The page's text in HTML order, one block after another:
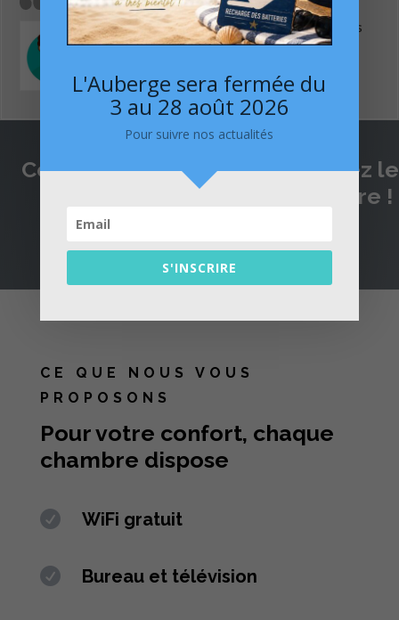
J’ai déjeuné ce midi pour la première fois
dans ce restaurant et j’ai très apprécié,
Consultezleurs aviset partagez le
vôtre !
CE QUE NOUS VOUS
PROPOSONS
Pour votre confort, chaque
chambre dispose
 WiFi gratuit
 Bureau et télévision
L'Auberge sera fermée du
3 au 28 août 2026
Pour suivre nos actualités
S'INSCRIRE